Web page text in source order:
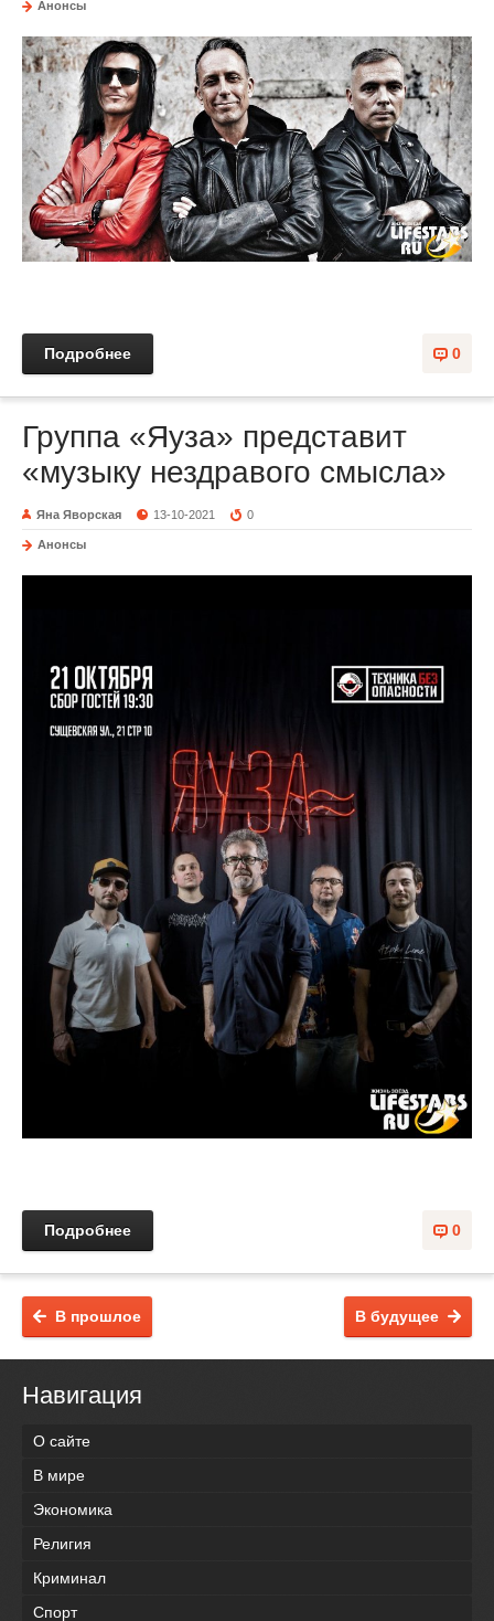
Анонсы
0
Подробнее
Группа «Яуза» представит
«музыку нездравого смысла»
Яна Яворская 13-10-2021 0
Анонсы
0
Подробнее
В будущее
В прошлое
Навигация
О сайте
В мире
Экономика
Религия
Криминал
Спорт